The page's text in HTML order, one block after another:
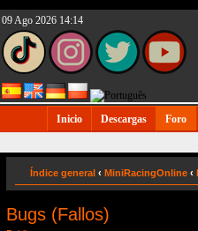
09 Ago 2026 14:14
Inicio Descargas Foro
Índice general ‹ MiniRacingOnline ‹
Bugs (Fallos)